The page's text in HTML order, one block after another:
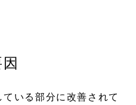
いる部分に改善されて